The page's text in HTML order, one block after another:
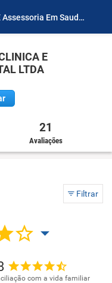
Mental Clean Psicologia Clinica E Assessoria Em Saude Mental Ltda Avaliações e Opiniões
E
LTDA
21
Avaliações
Filtrar
com a vida familiar